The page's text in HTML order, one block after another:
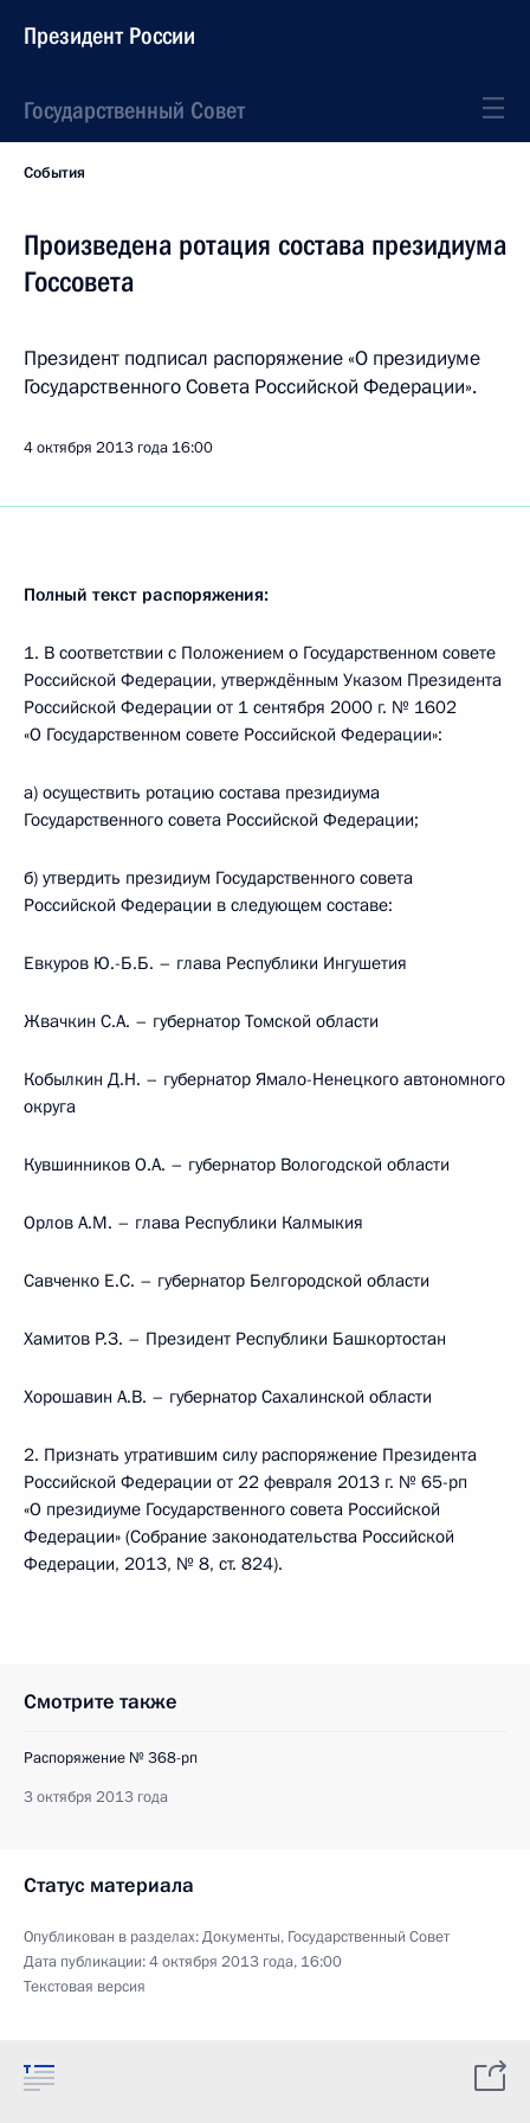
Президент России
Государственный Совет
События
Произведена ротация состава президиума
Госсовета
Президент подписал распоряжение «О президиуме
Государственного Совета Российской Федерации».
4 октября 2013 года 16:00
Полный текст распоряжения:
1. В соответствии с Положением о Государственном совете
Российской Федерации, утверждённым Указом Президента
Российской Федерации от 1 сентября 2000 г. № 1602
«О Государственном совете Российской Федерации»:
а) осуществить ротацию состава президиума
Государственного совета Российской Федерации;
б) утвердить президиум Государственного совета
Российской Федерации в следующем составе:
Евкуров Ю.-Б.Б. – глава Республики Ингушетия
Жвачкин С.А. – губернатор Томской области
Кобылкин Д.Н. – губернатор Ямало-Ненецкого автономного
округа
Кувшинников О.А. – губернатор Вологодской области
Орлов А.М. – глава Республики Калмыкия
Савченко Е.С. – губернатор Белгородской области
Хамитов Р.З. – Президент Республики Башкортостан
Хорошавин А.В. – губернатор Сахалинской области
2. Признать утратившим силу распоряжение Президента
Российской Федерации от 22 февраля 2013 г. № 65-рп
«О президиуме Государственного совета Российской
Федерации» (Собрание законодательства Российской
Федерации, 2013, № 8, ст. 824).
Смотрите также
Распоряжение № 368-рп
3 октября 2013 года
Статус материала
Опубликован в разделах:Документы, Государственный Совет
Дата публикации:4 октября 2013 года, 16:00
Текстовая версия